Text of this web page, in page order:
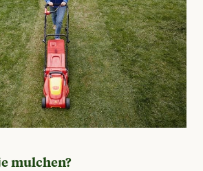
mulchen?